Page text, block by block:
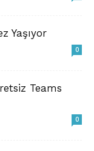
Yaşıyor
0
Teams
0